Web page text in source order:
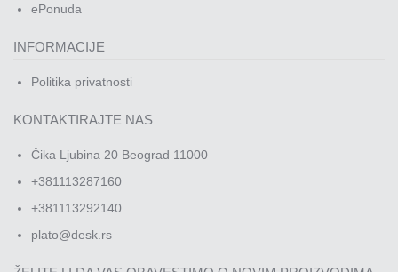
ePonuda
INFORMACIJE
Politika privatnosti
KONTAKTIRAJTE NAS
Čika Ljubina 20 Beograd 11000
+381113287160
+381113292140
plato@desk.rs